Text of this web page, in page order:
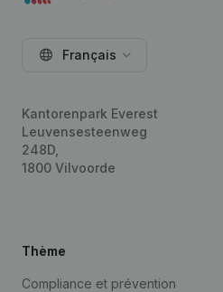
Français
Kantorenpark Everest
Leuvensesteenweg
248D,
1800 Vilvoorde
Thème
Compliance et prévention